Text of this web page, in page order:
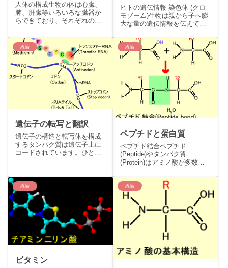
人体の構成生物の体は心臓、
肺、肝臓等いろいろな臓器か
らできており、それぞれの臓
重要な働きをして...
ヒトの遺伝情報-染色体 (クロ
モゾーム)生物は親から子へ膨
大な量の遺伝情報を伝えてゆ
の核内にあ...
総論
遺伝子の転写と翻訳
遺伝子の構造と転写体を構成
するタンパク質は遺伝子上に
コードされています。ひとの
総論
ペプチドと蛋白質
ペプチド結合ペプチド
(Peptide)やタンパク質
(Protein)はアミノ酸が多数鎖
アミノ...
総論
ビタミン
総論